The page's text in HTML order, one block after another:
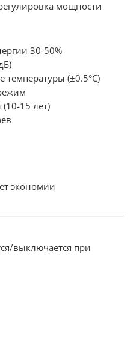
мощности
30-50%
(±0.5°C)
15 лет)
экономии
выключается при